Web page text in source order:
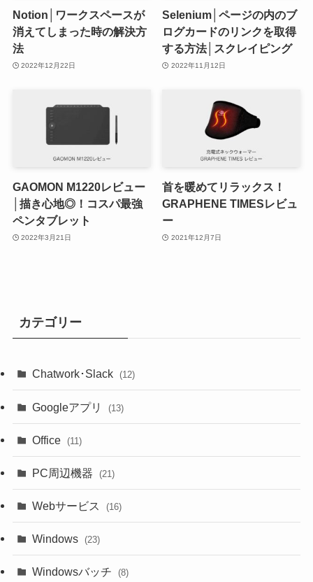
Notion│ワークスペースが
消えてしまった時の解決方
法
2022年12月22日
Selenium│ページの内のブ
ログカードのリンクを取得
する方法│スクレイピング
2022年11月12日
GAOMON M1220レビュー
│描き心地◎！コスパ最強
ペンタブレット
2022年3月21日
首を暖めてリラックス！
GRAPHENE TIMESレビュ
ー
2021年12月7日
カテゴリー
Chatwork･Slack (12)
Googleアプリ (13)
Office (11)
PC周辺機器 (21)
Webサービス (16)
Windows (23)
Windowsバッチ (8)